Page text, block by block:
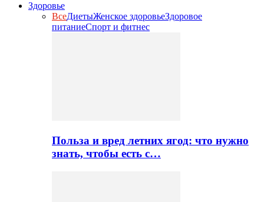
Здоровье
ВсеДиетыЖенское здоровьеЗдоровое
питаниеСпорт и фитнес
Польза и вред летних ягод: что нужно
знать, чтобы есть с…